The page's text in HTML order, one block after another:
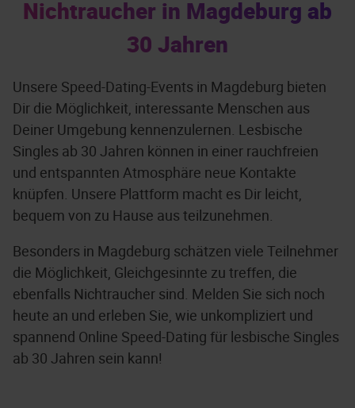
Nichtraucher in Magdeburg ab
30 Jahren
Unsere Speed-Dating-Events in Magdeburg bieten
Dir die Möglichkeit, interessante Menschen aus
Deiner Umgebung kennenzulernen. Lesbische
Singles ab 30 Jahren können in einer rauchfreien
und entspannten Atmosphäre neue Kontakte
knüpfen. Unsere Plattform macht es Dir leicht,
bequem von zu Hause aus teilzunehmen.
Besonders in Magdeburg schätzen viele Teilnehmer
die Möglichkeit, Gleichgesinnte zu treffen, die
ebenfalls Nichtraucher sind. Melden Sie sich noch
heute an und erleben Sie, wie unkompliziert und
spannend Online Speed-Dating für lesbische Singles
ab 30 Jahren sein kann!